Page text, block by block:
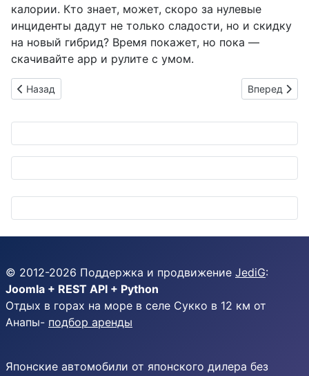
калории. Кто знает, может, скоро за нулевые
инциденты дадут не только сладости, но и скидку
на новый гибрид? Время покажет, но пока —
скачивайте app и рулите с умом.
Предыдущий: Littelfuse упрощает жизнь электромобилям:
Назад Следующий:
Вперед
© 2012-2026 Поддержка и продвижение JediG:
Joomla + REST API + Python
Отдых в горах на море в селе Сукко в 12 км от
Анапы- подбор аренды
Японские автомобили от японского дилера без